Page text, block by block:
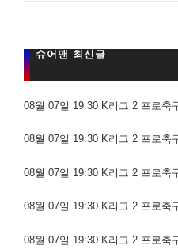
슈어맨 최신글
08월 07일 19:30 K리그 2 프로축
08월 07일 19:30 K리그 2 프로축
08월 07일 19:30 K리그 2 프로축
08월 07일 19:30 K리그 2 프로축
08월 07일 19:30 K리그 2 프로축